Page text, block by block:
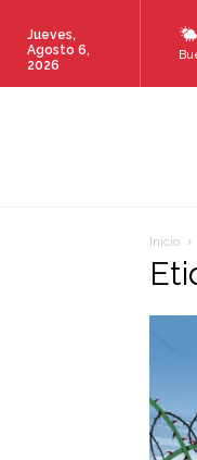
Jueves,
Agosto 6,
2026
Inicio